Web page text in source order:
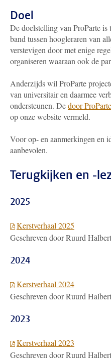
Doel
De doelstelling van ProParte
band tussen hoogleraren van
verstevigen door met enige
organiseren waaraan ook de
Anderzijds wil ProParte
van universitair en daarmee
ondersteunen. Dedoor
op onze website vermeld.
Voor op- en aanmerkingen en
aanbevolen.
Terugkijken en -
2025
Kerstverhaal 2025
Geschreven door Ruurd
2024
Kerstverhaal 2024
Geschreven door Ruurd
2023
Kerstverhaal 2023
Geschreven door Ruurd